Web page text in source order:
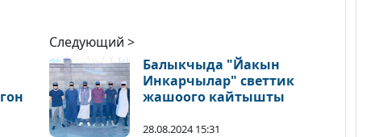
Следующий >
Балыкчыда "Йакын
Инкарчылар" светтик
жашоого кайтышты
28.08.2024 15:31